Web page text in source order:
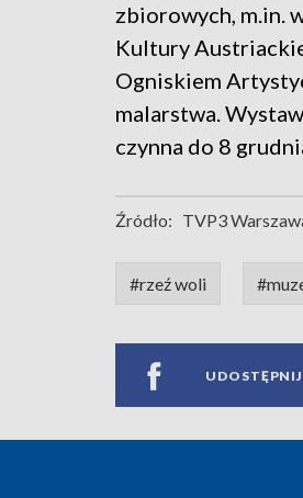
zbiorowych, m.in.
Kultury
Ogniskiem
malarstwa.
czynna do 8
Źródło: TVP3
#rzeź woli